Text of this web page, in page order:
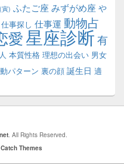
寅) ふたご座 みずがめ座 や
仕事探し 仕事運 動物占
愛星座診断有
本質性格 理想の出会い 男女
パターン 裏の顔 誕生日 適
. All Rights Reserved.
Catch Themes